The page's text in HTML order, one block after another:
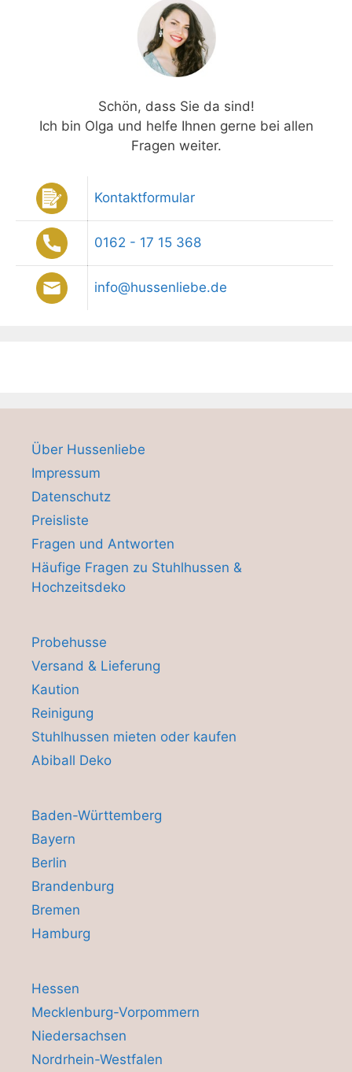
Schön, dass Sie da sind!
Ich bin Olga und helfe Ihnen gerne bei allen
Fragen weiter.
Kontaktformular
0162 - 17 15 368
info@hussenliebe.de
Über Hussenliebe
Impressum
Datenschutz
Preisliste
Fragen und Antworten
Häufige Fragen zu Stuhlhussen &
Hochzeitsdeko
Probehusse
Versand & Lieferung
Kaution
Reinigung
Stuhlhussen mieten oder kaufen
Abiball Deko
Baden-Württemberg
Bayern
Berlin
Brandenburg
Bremen
Hamburg
Hessen
Mecklenburg-Vorpommern
Niedersachsen
Nordrhein-Westfalen